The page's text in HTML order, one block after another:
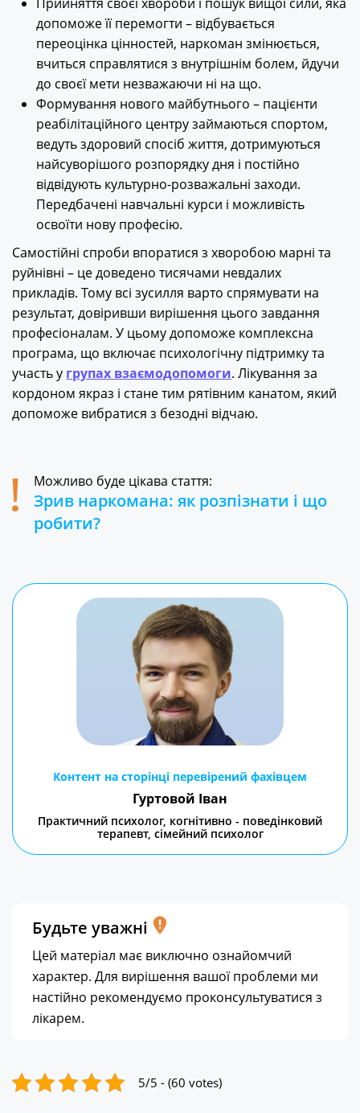
допоможе її перемогти – відбувається
переоцінка цінностей, наркоман змінюється,
вчиться справлятися з внутрішнім болем, йдучи
до своєї мети незважаючи ні на що.
Формування нового майбутнього – пацієнти
реабілітаційного центру займаються спортом,
ведуть здоровий спосіб життя, дотримуються
найсуворішого розпорядку дня і постійно
відвідують культурно-розважальні заходи.
Передбачені навчальні курси і можливість
освоїти нову професію.
Самостійні спроби впоратися з хворобою марні та
руйнівні – це доведено тисячами невдалих
прикладів. Тому всі зусилля варто спрямувати на
результат, довіривши вирішення цього завдання
професіоналам. У цьому допоможе комплексна
програма, що включає психологічну підтримку та
участь у групах взаємодопомоги. Лікування за
кордоном якраз і стане тим рятівним канатом, який
допоможе вибратися з безодні відчаю.
Можливо буде цікава стаття:
Зрив наркомана: як розпізнати і що
робити?
Контент на сторінці перевірений фахівцем
Гуртовой Іван
Практичний психолог, когнітивно - поведінковий
терапевт, сімейний психолог
Будьте уважні
Цей матеріал має виключно ознайомчий
характер. Для вирішення вашої проблеми ми
настійно рекомендуємо проконсультуватися з
лікарем.
5/5 - (60 votes)